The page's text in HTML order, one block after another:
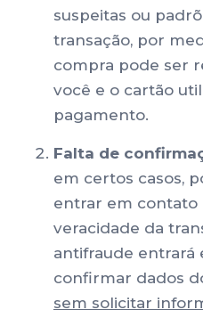
suspeitas ou
transação, por
compra pode ser
você e o cartão
pagamento.
Falta de
em certos casos,
entrar em contato
veracidade da
antifraude entrará
confirmar dados
sem solicitar